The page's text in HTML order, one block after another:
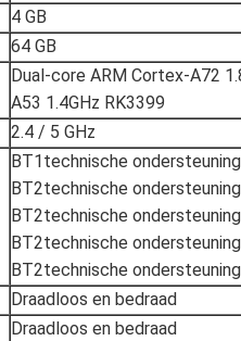
4 GB
64 GB
Dual-core ARM Cortex-A72
A53 1.4GHz RK3399
2.4 / 5 GHz
BT1technische
BT2technische
BT2technische
BT2technische
BT2technische ondersteuning
Draadloos en bedraad
Draadloos en bedraad